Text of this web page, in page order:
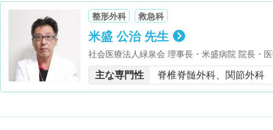
整形外科 救急科
米盛 公治 先生
社会医療法人緑泉会 理事長・米盛病院 院長・
格・鹿児島大学医学部 臨床教授・鹿児島県整
事・鹿児島市医師会 理事・鹿児島県医師会 代
事・鹿児島全日本病院協会 理事・AHA ACLS
ルゴ ベーシックインストラクター・MCLS イ
主な専門性 脊椎脊髄外科、関節外科